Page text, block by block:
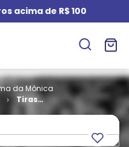
acima de R$ 100
da Mônica
Tiras
Clássicas da
Mônica # 6